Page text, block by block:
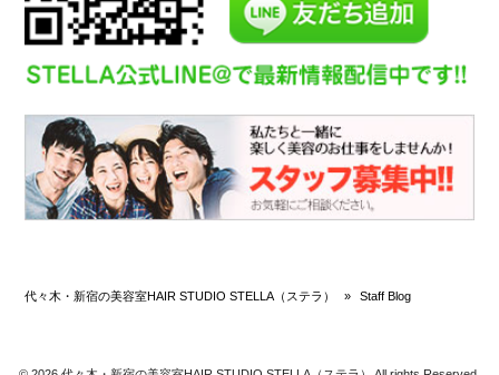
代々木・新宿の美容室HAIR STUDIO STELLA（ステラ） » Staff Blog